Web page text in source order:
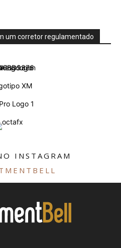
um corretor regulamentado
INSTAGRAM